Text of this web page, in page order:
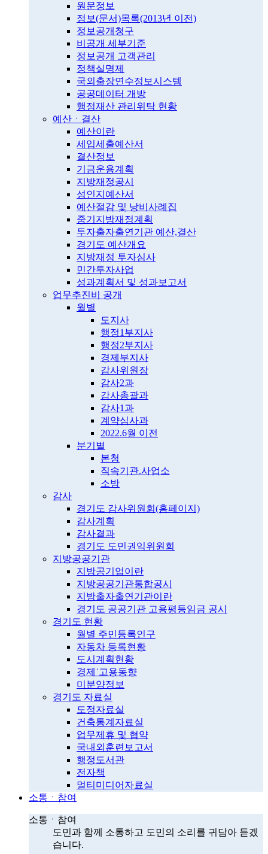
원문정보
정보(문서)목록(2013년 이전)
정보공개청구
비공개 세부기준
정보공개 고객관리
정책실명제
국외출장연수정보시스템
공공데이터 개방
행정재산 관리위탁 현황
예산ㆍ결산
예산이란
세입세출예산서
결산정보
기금운용계획
지방재정공시
성인지예산서
예산절감 및 낭비사례집
중기지방재정계획
투자출자출연기관 예산,결산
경기도 예산개요
지방재정 투자심사
민간투자사업
성과계획서 및 성과보고서
업무추진비 공개
월별
도지사
행정1부지사
행정2부지사
경제부지사
감사위원장
감사2과
감사총괄과
감사1과
계약심사과
2022.6월 이전
분기별
본청
직속기관.사업소
소방
감사
경기도 감사위원회(홈페이지)
감사계획
감사결과
경기도 도민권익위원회
지방공공기관
지방공기업이란
지방공공기관통합공시
지방출자출연기관이란
경기도 공공기관 고용평등임금 공시
경기도 현황
월별 주민등록인구
자동차 등록현황
도시계획현황
경제˙고용동향
미분양정보
경기도 자료실
도정자료실
건축통계자료실
업무제휴 및 협약
국내외훈련보고서
행정도서관
전자책
멀티미디어자료실
소통ㆍ참여
소통ㆍ참여
도민과 함께 소통하고 도민의 소리를 귀담아 듣겠
습니다.